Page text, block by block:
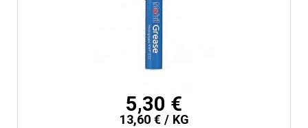
5,30 €
13,60 € / KG